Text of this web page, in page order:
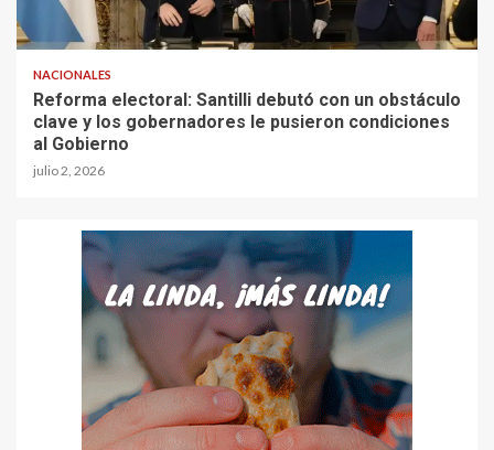
NACIONALES
Reforma electoral: Santilli debutó con un obstáculo
clave y los gobernadores le pusieron condiciones
al Gobierno
julio 2, 2026